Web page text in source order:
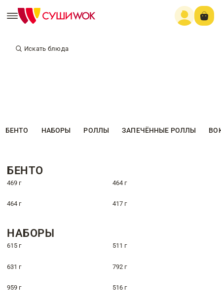
Искать блюда
БЕНТО НАБОРЫ РОЛЛЫ ЗАПЕЧЁННЫЕ РОЛЛЫ
БЕНТО
469 г 464 г
464 г 417 г
НАБОРЫ
615 г 511 г
631 г 792 г
959 г 516 г